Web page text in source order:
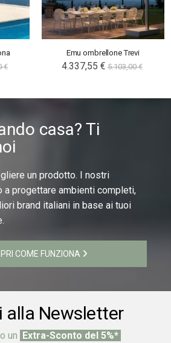
€
Emu ombrellone Trevi
4.337,55 € 5.103,00 €
casa? Ti
un prodotto. I nostri
a progettare ambienti completi,
brand italiani in base ai tuoi
COME FUNZIONA
alla Newsletter
un Extra-Sconto del 5%*